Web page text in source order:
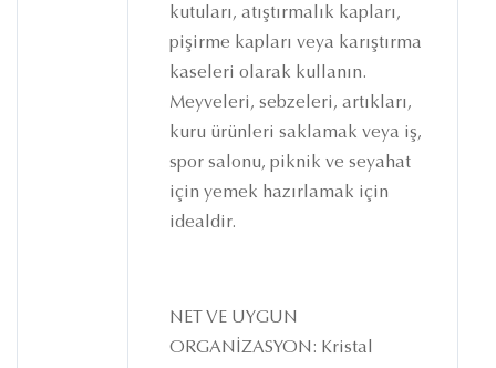
kutuları, atıştırmalık kapları,
pişirme kapları veya karıştırma
kaseleri olarak kullanın.
Meyveleri, sebzeleri, artıkları,
kuru ürünleri saklamak veya iş,
spor salonu, piknik ve seyahat
için yemek hazırlamak için
idealdir.
NET VE UYGUN
ORGANİZASYON: Kristal